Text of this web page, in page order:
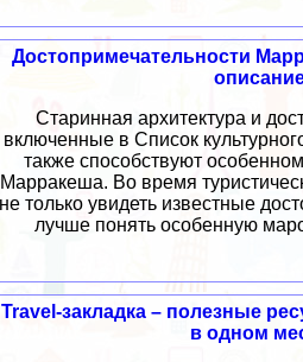
Достопримечательности
Старинная архитектура и
включенные в Список
также способствуют
Марракеша. Во время
не только увидеть известные
лучше понять особенную
Travel-закладка – полезные
в одном